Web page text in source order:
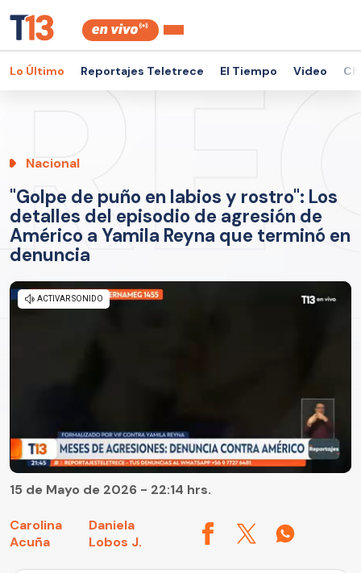
Lo Último Reportajes Teletrece El Tiempo Video
Nacional
"Golpe de puño en labios y rostro": Los
detalles del episodio de agresión de
Américo a Yamila Reyna que terminó en
denuncia
Carolina
Acuña
Daniela
Lobos J.
15 de Mayo de 2026 - 22:14 hrs.